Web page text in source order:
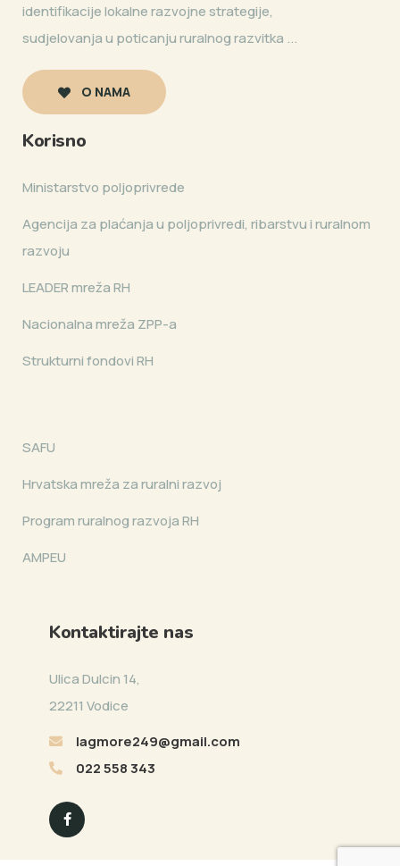
identifikacije lokalne razvojne strategije,
sudjelovanja u poticanju ruralnog razvitka ...
O NAMA
Korisno
Ministarstvo poljoprivrede
Agencija za plaćanja u poljoprivredi, ribarstvu i ruralnom
razvoju
LEADER mreža RH
Nacionalna mreža ZPP-a
Strukturni fondovi RH
SAFU
Hrvatska mreža za ruralni razvoj
Program ruralnog razvoja RH
AMPEU
Kontaktirajte nas
Ulica Dulcin 14,
22211 Vodice
lagmore249@gmail.com
022 558 343